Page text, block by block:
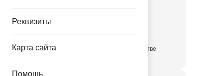
Реквизиты
Карта сайта
Помощь
в достаточном количестве